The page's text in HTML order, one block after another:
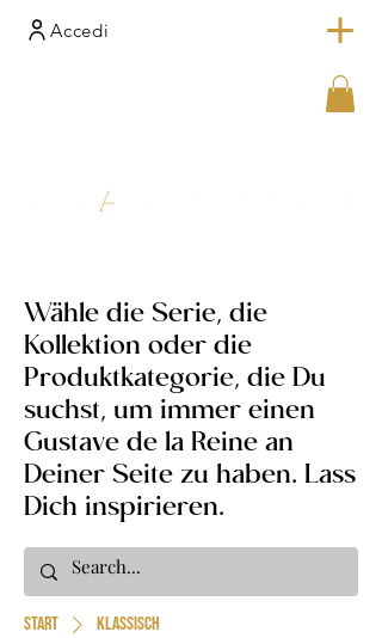
Accedi
Wähle die Serie, die
Kollektion oder die
Produktkategorie, die Du
suchst, um immer einen
Gustave de la Reine an
Deiner Seite zu haben. Lass
Dich inspirieren.
Start Klassisch